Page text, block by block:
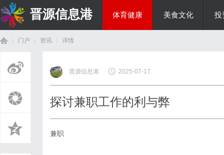
晋源信息港 体育健康 美食文化 投
门户 资讯
›
详情
晋源信息港 2025-07-17
探讨兼职工作的利与弊
兼职